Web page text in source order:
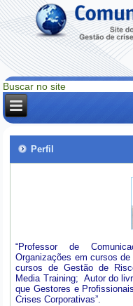
Perfil
“Professor de
Organizações em cursos
cursos de Gestão de
Media Training; Autor do
que Gestores e
Crises Corporativas”.